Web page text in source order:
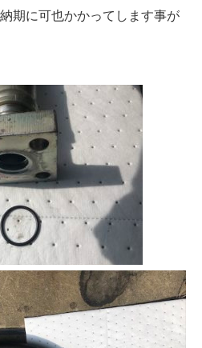
期に可也かかってします事が